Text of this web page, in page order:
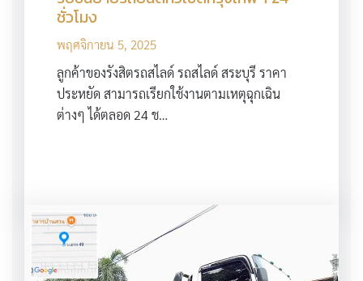
ชั่วโมง
พฤศจิกายน 5, 2025
ลูกค้าของรังสิตรถสไลด์ รถสไลด์ สระบุรี ราคา
ประหยัด สามารถเรียกใช้งานตามเหตุฉุกเฉิน
ต่างๆ ได้ตลอด 24 ช…